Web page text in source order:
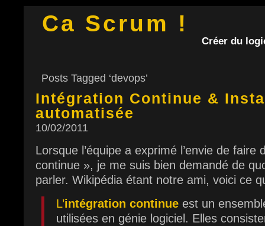
Ca Scrum !
Créer du
Posts Tagged ‘devops’
Intégration Continue &
automatisée
10/02/2011
Lorsque l’équipe a exprimé l’envie de faire
continue », je me suis bien demandé de
parler. Wikipédia étant notre ami, voici ce
L’intégration continue est un
utilisées en génie logiciel. Elles